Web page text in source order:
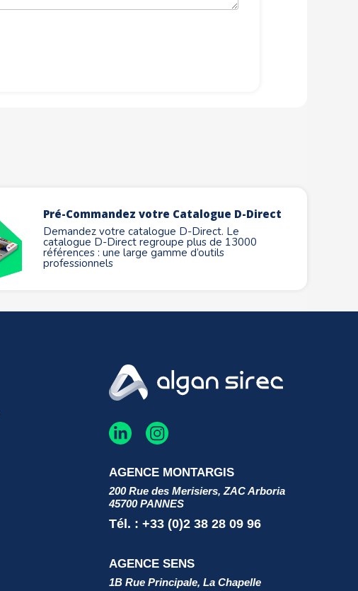
Pré-Commandez votre Catalogue D-Direct
Demandez votre catalogue D-Direct. Le
catalogue D-Direct regroupe plus de 13000
références : une large gamme d’outils
professionnels
AGENCE MONTARGIS
200 Rue des Merisiers, ZAC Arboria
45700 PANNES
Tél. : +33 (0)2 38 28 09 96
AGENCE SENS
1B Rue Principale, La Chapelle